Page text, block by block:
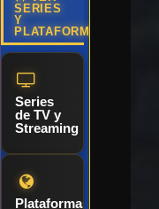
SERIES
Y
PLATAFORMAS
Series
de TV y
Streaming
Plataformas